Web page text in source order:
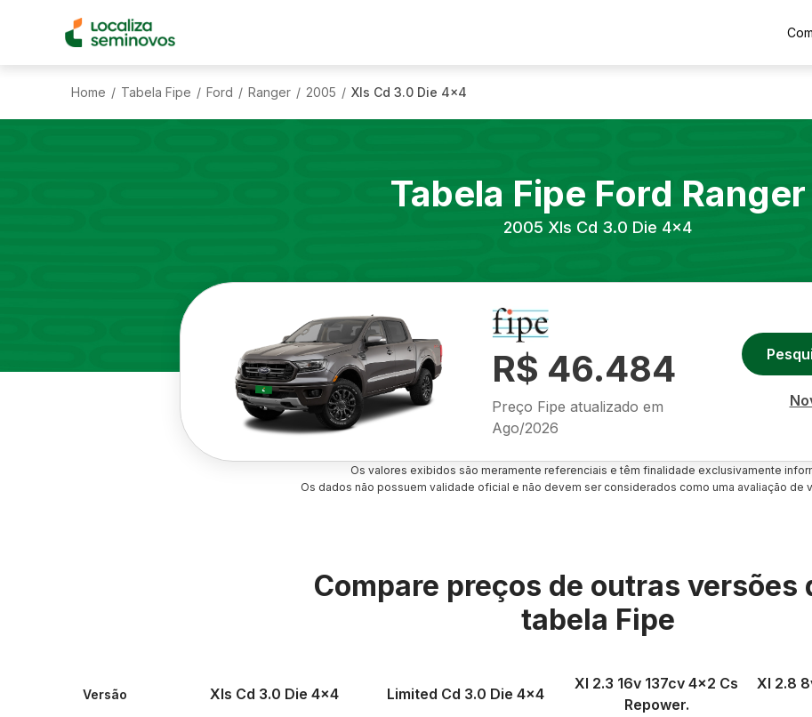
Home / Tabela Fipe / Ford / Ranger / 2005 / Xls Cd 3.0 Die 4x4
Tabela Fipe Ford Ranger
2005 Xls Cd 3.0 Die 4x4
R$ 46.484
Preço Fipe atualizado em
Ago/2026
Os valores exibidos são meramente referenciais e têm finalidade exclusivamente
Os dados não possuem validade oficial e não devem ser considerados como uma avaliação de
Compare preços de outras versões
tabela Fipe
Versão Xls Cd 3.0 Die 4x4 Limited Cd 3.0 Die 4x4
Xl 2.3 16v 137cv 4x2 Cs
Repower.
Xl 2.8